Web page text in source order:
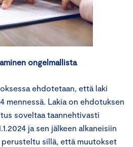
ongelmallista
ehdotetaan, että laki
mennessä. Lakia on ehdotuksen
soveltaa taannehtivasti
ja sen jälkeen alkaneisiin
perusteltu sillä, että muutokset